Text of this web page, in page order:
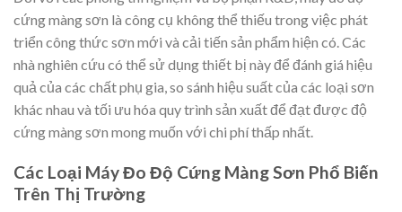
cứng màng sơn là công cụ không thể thiếu trong việc phát
triển công thức sơn mới và cải tiến sản phẩm hiện có. Các
nhà nghiên cứu có thể sử dụng thiết bị này để đánh giá hiệu
quả của các chất phụ gia, so sánh hiệu suất của các loại sơn
khác nhau và tối ưu hóa quy trình sản xuất để đạt được độ
cứng màng sơn mong muốn với chi phí thấp nhất.
Các Loại Máy Đo Độ Cứng Màng Sơn Phổ Biến
Trên Thị Trường